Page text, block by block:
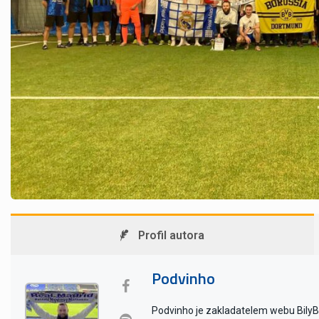
Profil autora
Podvinho
Podvinho je zakladatelem webu